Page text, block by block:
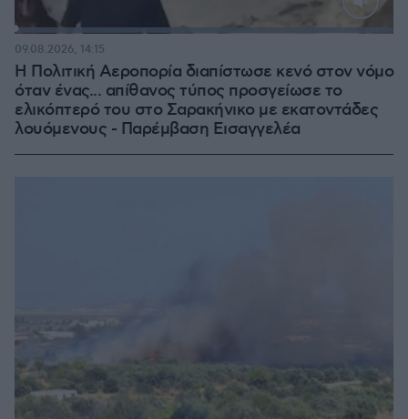
:
Η Πολιτική Αεροπορία διαπίστωσε κενό στον νόμο
όταν ένας... απίθανος τύπος προσγείωσε το
ελικόπτερό του στο Σαρακήνικο με εκατοντάδες
λουόμενους - Παρέμβαση Εισαγγελέα
09.08.2026, 14:15